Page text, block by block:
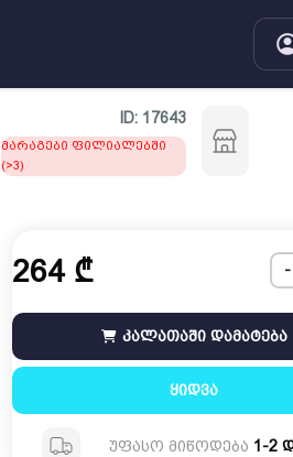
ID: 17643
მარაგები ფილიალებში
(>3)
264 ₾ -
კალათაში დამატება
ყიდვა
უფასო მიწოდება 1-2